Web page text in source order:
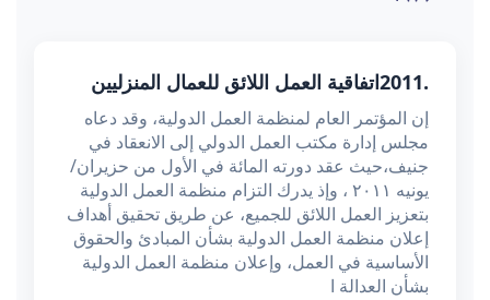
.2011اتفاقية العمل اللائق للعمال المنزليين
إن المؤتمر العام لمنظمة العمل الدولية، وقد دعاه
مجلس إدارة مكتب العمل الدولي إلى الانعقاد في
جنيف،حيث عقد دورته المائة في الأول من حزيران/
يونيه ٢٠١١ ، وإذ يدرك التزام منظمة العمل الدولية
بتعزيز العمل اللائق للجميع، عن طريق تحقيق أهداف
إعلان منظمة العمل الدولية بشأن المبادئ والحقوق
الأساسية في العمل، وإعلان منظمة العمل الدولية
بشأن العدالة ا